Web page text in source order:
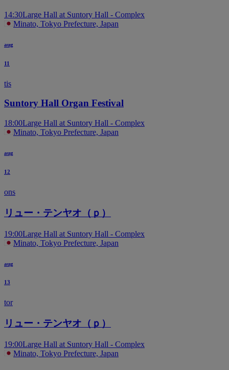
14:30Large Hall at Suntory Hall - Complex
Minato, Tokyo Prefecture, Japan
aug
11
tis
Suntory Hall Organ Festival
18:00Large Hall at Suntory Hall - Complex
Minato, Tokyo Prefecture, Japan
aug
12
ons
リュー・テンヤオ（ｐ）
19:00Large Hall at Suntory Hall - Complex
Minato, Tokyo Prefecture, Japan
aug
13
tor
リュー・テンヤオ（ｐ）
19:00Large Hall at Suntory Hall - Complex
Minato, Tokyo Prefecture, Japan